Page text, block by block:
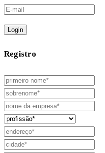
Login
Registro